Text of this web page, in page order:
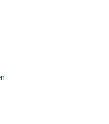
che chắn, PUR
thẳng (nữ), 8
ETH